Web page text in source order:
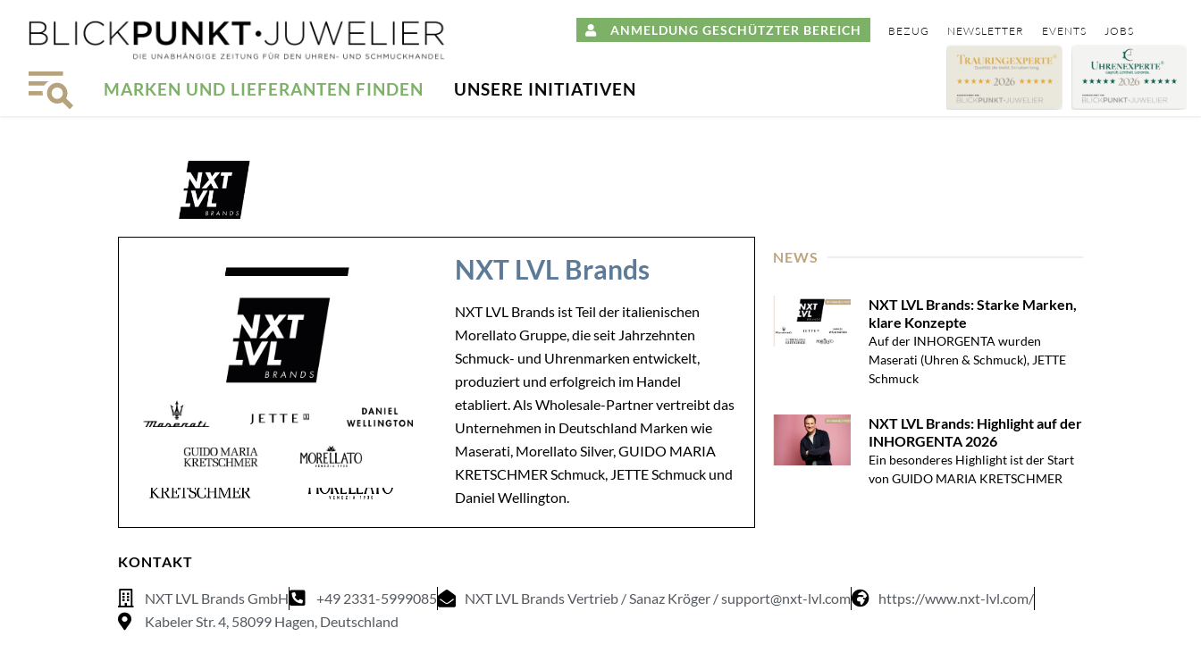
ANMELDUNG GESCHÜTZTER BEREICH BEZUG NEWSLETTER EVENTS JOBS
MARKEN UND LIEFERANTEN FINDEN UNSERE INITIATIVEN
NXT LVL Brands
NXT LVL Brands ist Teil der italienischen
Morellato Gruppe, die seit Jahrzehnten
Schmuck- und Uhrenmarken entwickelt,
produziert und erfolgreich im Handel
etabliert. Als Wholesale-Partner vertreibt das
Unternehmen in Deutschland Marken wie
Maserati, Morellato Silver, GUIDO MARIA
KRETSCHMER Schmuck, JETTE Schmuck und
Daniel Wellington.
NEWS
NXT LVL Brands: Starke Marken,
klare Konzepte
Auf der INHORGENTA wurden
Maserati (Uhren & Schmuck), JETTE
Schmuck
NXT LVL Brands: Highlight auf der
INHORGENTA 2026
Ein besonderes Highlight ist der Start
von GUIDO MARIA KRETSCHMER
KONTAKT
NXT LVL Brands GmbH +49 2331-5999085 NXT LVL Brands Vertrieb / Sanaz Kröger / support@nxt-lvl.com
https://www.nxt-lvl.com/
Kabeler Str. 4, 58099 Hagen, Deutschland